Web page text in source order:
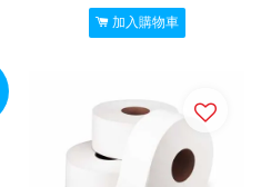
加入購物車